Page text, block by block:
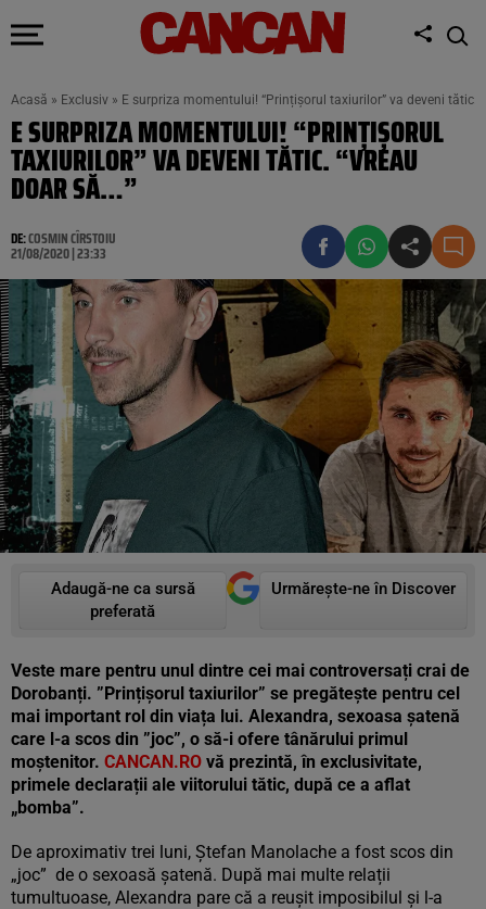
Acasă » Exclusiv » E surpriza momentului! “Prințișorul taxiurilor” va deveni tătic.
E SURPRIZA MOMENTULUI! “PRINȚIȘORUL
TAXIURILOR” VA DEVENI TĂTIC. “VREAU
DOAR SĂ…”
DE:COSMIN CÎRSTOIU
21/08/2020 | 23:33
Adaugă-ne ca sursă
preferată
Urmărește-ne în Discover
Veste mare pentru unul dintre cei mai controversați crai de
Dorobanți. ”Prințișorul taxiurilor” se pregătește pentru cel
mai important rol din viața lui. Alexandra, sexoasa șatenă
care l-a scos din ”joc”, o să-i ofere tânărului primul
moștenitor. CANCAN.RO vă prezintă, în exclusivitate,
primele declarații ale viitorului tătic, după ce a aflat
„bomba”.
De aproximativ trei luni, Ștefan Manolache a fost scos din
„joc” de o sexoasă șatenă. După mai multe relații
tumultuoase, Alexandra pare că a reușit imposibilul și l-a